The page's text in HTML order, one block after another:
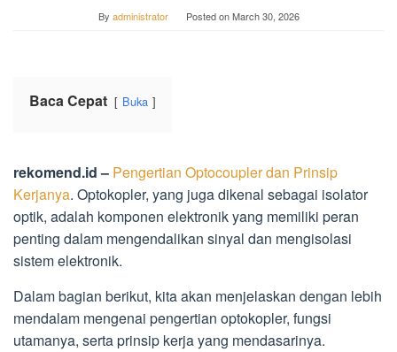
By administrator Posted onMarch 30, 2026
Baca Cepat Buka
rekomend.id – Pengertian Optocoupler dan Prinsip
Kerjanya. Optokopler, yang juga dikenal sebagai isolator
optik, adalah komponen elektronik yang memiliki peran
penting dalam mengendalikan sinyal dan mengisolasi
sistem elektronik.
Dalam bagian berikut, kita akan menjelaskan dengan lebih
mendalam mengenai pengertian optokopler, fungsi
utamanya, serta prinsip kerja yang mendasarinya.